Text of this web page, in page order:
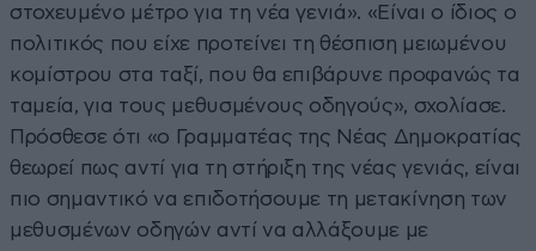
στοχευμένο μέτρο για τη νέα γενιά». «Είναι ο ίδιος ο
πολιτικός που είχε προτείνει τη θέσπιση μειωμένου
κομίστρου στα ταξί, που θα επιβάρυνε προφανώς τα
ταμεία, για τους μεθυσμένους οδηγούς», σχολίασε.
Πρόσθεσε ότι «ο Γραμματέας της Νέας Δημοκρατίας
θεωρεί πως αντί για τη στήριξη της νέας γενιάς, είναι
πιο σημαντικό να επιδοτήσουμε τη μετακίνηση των
μεθυσμένων οδηγών αντί να αλλάξουμε με